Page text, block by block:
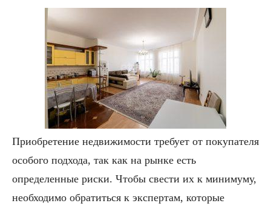
Приобретение недвижимости требует от покупателя
особого подхода, так как на рынке есть
определенные риски. Чтобы свести их к минимуму,
необходимо обратиться к экспертам, которые